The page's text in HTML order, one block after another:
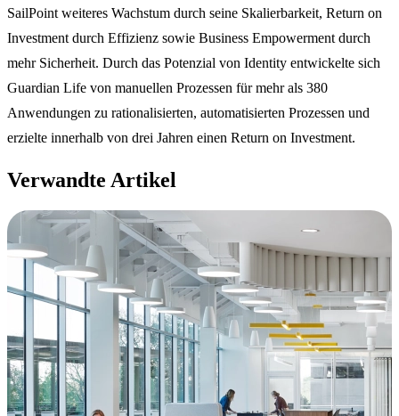
SailPoint weiteres Wachstum durch seine Skalierbarkeit, Return on
Investment durch Effizienz sowie Business Empowerment durch
mehr Sicherheit. Durch das Potenzial von Identity entwickelte sich
Guardian Life von manuellen Prozessen für mehr als 380
Anwendungen zu rationalisierten, automatisierten Prozessen und
erzielte innerhalb von drei Jahren einen Return on Investment.
Verwandte Artikel